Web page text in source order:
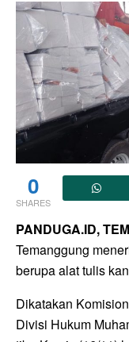
0
SHARES
PANDUGA.ID,
Temanggung
berupa alat tulis
Dikatakan
Divisi Hukum